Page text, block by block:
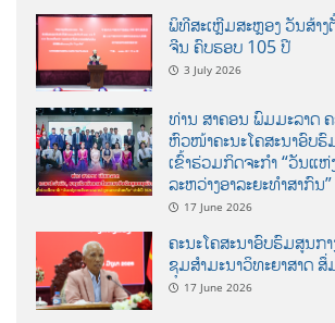
ພິທີສະເຫຼີມສະຫຼອງ ວັນສ້າ
ຈີນ ຄົບຮອບ 105 ປີ
3 July 2026
ທ່ານ ສາຄອນ ພົມມະລາດ ຄ
ຫົວໜ້າຄະນະໂຄສະນາອົບຮົ
ເຂົ້າຮ່ວມກິດຈະກຳ “ວັນແ
ລະຫວ່າງອາລະຍະທຳສາກົນ
17 June 2026
ຄະນະໂຄສະນາອົບຮົມສູນກ
ຊຸມສຳມະນາວິທະຍາສາດ
17 June 2026